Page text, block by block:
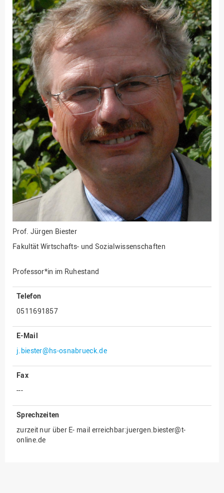
Fakultät
Ingenieurwissenschaften
und Informatik
Fakultät Management,
Kultur und Technik
Fakultät Wirtschafts- und
Sozialwissenschaften
Finanzen
Forschung, Kooperation,
Drittmittel
Gebäude und Technik
Gesellschaftliches
Engagement
Gleichstellungsbüro
Hochschulleitung
Hochschulplanung/-
strategie
IT Service Center
Kommunikation und
Marketing
LearningCenter
Nachhaltigkeit
Personal
Personalentwicklung
Professional School
Projekte des Präsidiums
Prof. Jürgen Biester
Fakultät Wirtschafts- und Sozialwissenschaften
Professor*in im Ruhestand
Telefon
0511691857
E-Mail
j.biester@hs-osnabrueck.de
Fax
---
Sprechzeiten
zurzeit nur über E- mail erreichbar:juergen.biester@t-
online.de